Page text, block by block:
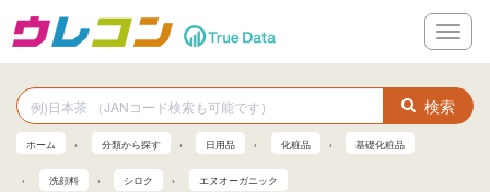
メ
ニ
ー
検索
ホーム 分類から探す 日用品 化粧品 基礎化粧品
洗顔料 シロク エヌオーガニック